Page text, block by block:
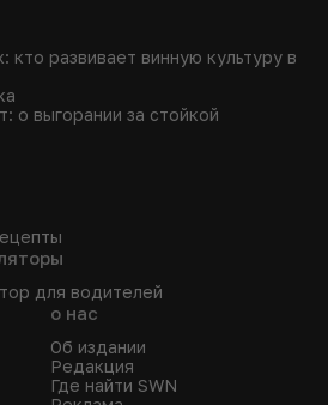
кто развивает винную культуру в
о выгорании за стойкой
для водителей
о нас
Об издании
Редакция
Где найти SWN